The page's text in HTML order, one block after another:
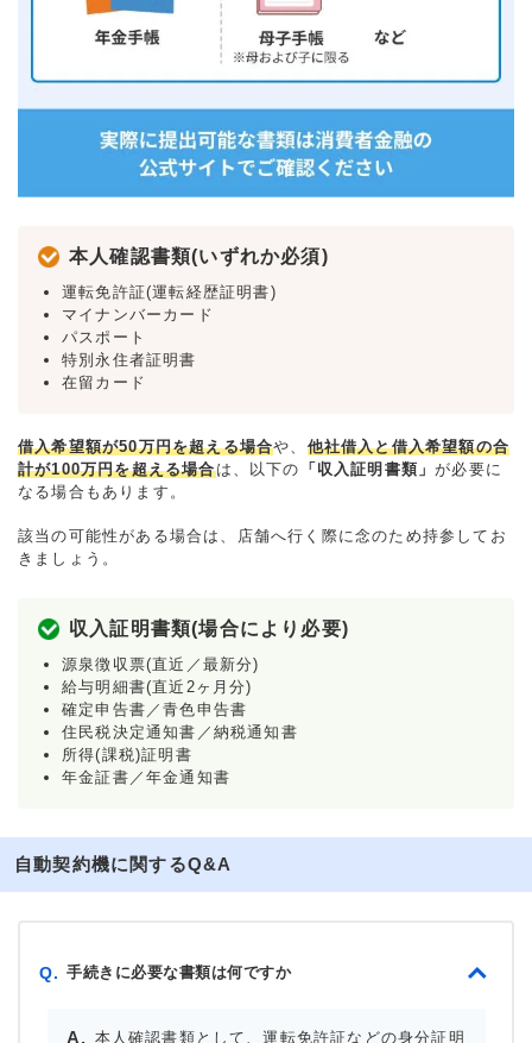
本人確認書類(いずれか必須)
運転免許証(運転経歴証明書)
マイナンバーカード
パスポート
特別永住者証明書
在留カード
借入希望額が50万円を超える場合や、 他社借入と借入希望額の合
計が100万円を超える場合は、以下の 「収入証明書類」が必要に
なる場合もあります。
該当の可能性がある場合は、店舗へ行く際に念のため持参してお
きましょう。
収入証明書類(場合により必要)
源泉徴収票(直近／最新分)
給与明細書(直近2ヶ月分)
確定申告書／青色申告書
住民税決定通知書／納税通知書
所得(課税)証明書
年金証書／年金通知書
自動契約機に関するQ&A
Q. 手続きに必要な書類は何ですか
本人確認書類として、運転免許証などの身分証明